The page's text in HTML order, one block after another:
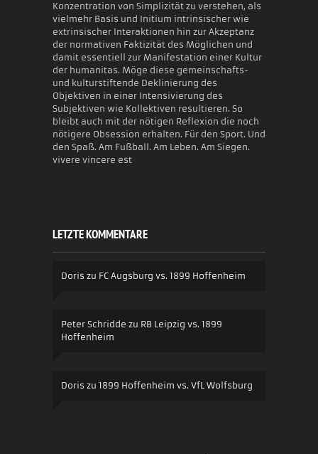
Konzentration von Simplizität zu verstehen, als
vielmehr Basis und Initium intrinsischer wie
extrinsischer Interaktionen hin zur Akzeptanz
der normativen Faktizität des Möglichen und
damit essentiell zur Manifestation einer Kultur
der humanitas. Möge diese gemeinschafts-
und kulturstiftende Deklinierung des
Objektiven in einer Intensivierung des
Subjektiven wie Kollektiven resultieren. So
bleibt auch mit der nötigen Reflexion die noch
nötigere Obsession erhalten. Für den Sport. Und
den Spaß. Am Fußball. Am Leben. Am Siegen.
vivere vincere est
LETZTE KOMMENTARE
Doris zu FC Augsburg vs. 1899 Hoffenheim
Peter Schridde zu RB Leipzig vs. 1899
Hoffenheim
Doris zu 1899 Hoffenheim vs. VfL Wolfsburg